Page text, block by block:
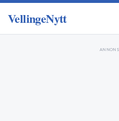
VellingeNytt
ANNONS